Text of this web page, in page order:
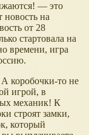
— это
новость на
от 28
стартовала на
времени, игра
коробочки-то не
игрой, в
механик! К
строят замки,
который